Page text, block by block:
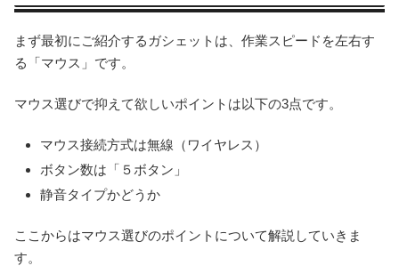
まず最初にご紹介するガシェットは、作業スピードを左右す
る「マウス」です。
マウス選びで抑えて欲しいポイントは以下の3点です。
マウス接続方式は無線（ワイヤレス）
ボタン数は「５ボタン」
静音タイプかどうか
ここからはマウス選びのポイントについて解説していきま
す。